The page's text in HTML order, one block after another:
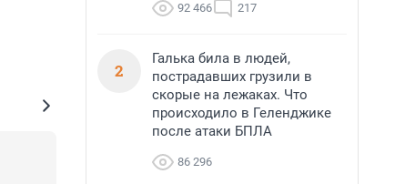
92 466 217
2
Галька била в людей,
пострадавших грузили в
скорые на лежаках. Что
происходило в Геленджике
после атаки БПЛА
86 296